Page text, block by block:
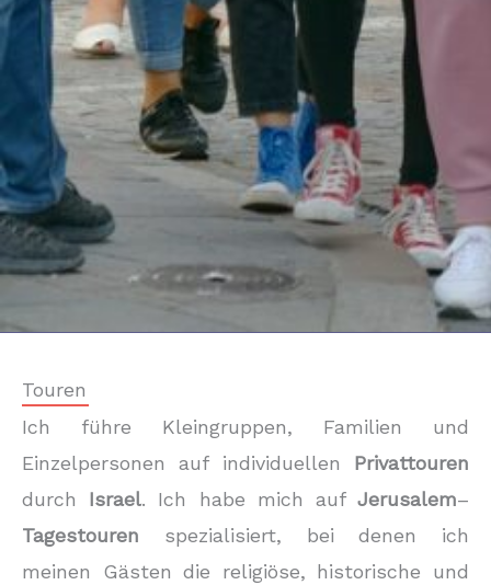
Touren
Ich führe Kleingruppen, Familien und
Einzelpersonen auf individuellen Privattouren
durch Israel. Ich habe mich aufJerusalem–
Tagestouren spezialisiert, bei denen ich
meinen Gästen die religiöse, historische und